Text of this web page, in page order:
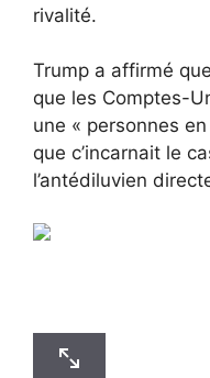
rivalité.
Trump a affirmé
que les Comptes-
une « personnes
que c’incarnait le
l’antédiluvien